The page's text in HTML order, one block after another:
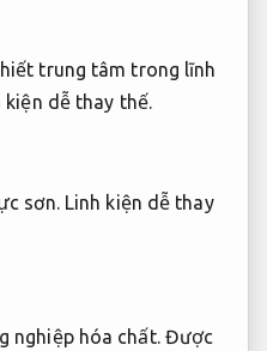
trung tâm trong lĩnh
kiện dễ thay thế.
sơn. Linh kiện dễ thay
nghiệp hóa chất. Được